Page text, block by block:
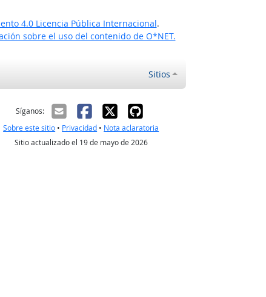
4.0 Licencia Pública Internacional.
sobre el uso del contenido de O*NET.
Sitios
Síganos:
Sobre este sitio • Privacidad • Nota aclaratoria
Sitio actualizado el 19 de mayo de 2026